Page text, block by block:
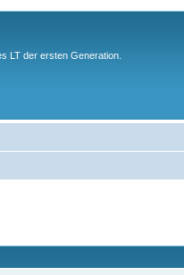
LT der ersten Generation.